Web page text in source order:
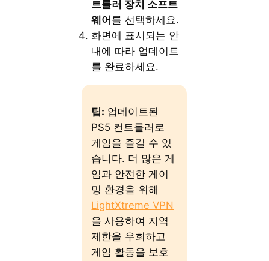
트롤러 장치 소프트
웨어를 선택하세요.
화면에 표시되는 안
내에 따라 업데이트
를 완료하세요.
팁: 업데이트된
PS5 컨트롤러로
게임을 즐길 수 있
습니다. 더 많은 게
임과 안전한 게이
밍 환경을 위해
LightXtreme VPN
을 사용하여 지역
제한을 우회하고
게임 활동을 보호